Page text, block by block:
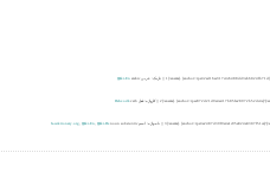
|| تازیک: عربی Ϣiki-En arabic
|| کارواژه: فعل Dehxodâverb
|| نامواژه: اسم fa.wiktionary.org Ϣiki-En Ϣiki-De nounsubstantiv